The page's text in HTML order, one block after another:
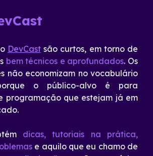
DevCastsão curtos, em torno de
bem técnicos e aprofundados. Os
não economizam no vocabulário
o público-alvo é para
programação que estejam já em
dicas, tutoriais na prática,
e aquilo que eu chamo de